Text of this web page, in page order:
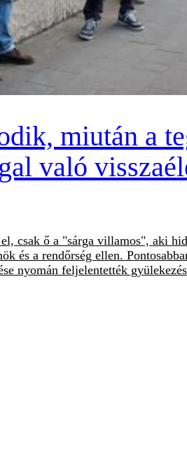
miután a
való
csak ő a "sárga villamos", aki
és a rendőrség ellen.
nyomán feljelentették